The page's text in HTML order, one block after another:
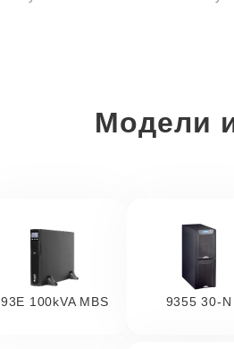
Модели
93E 100kVA MBS 9355 30-N